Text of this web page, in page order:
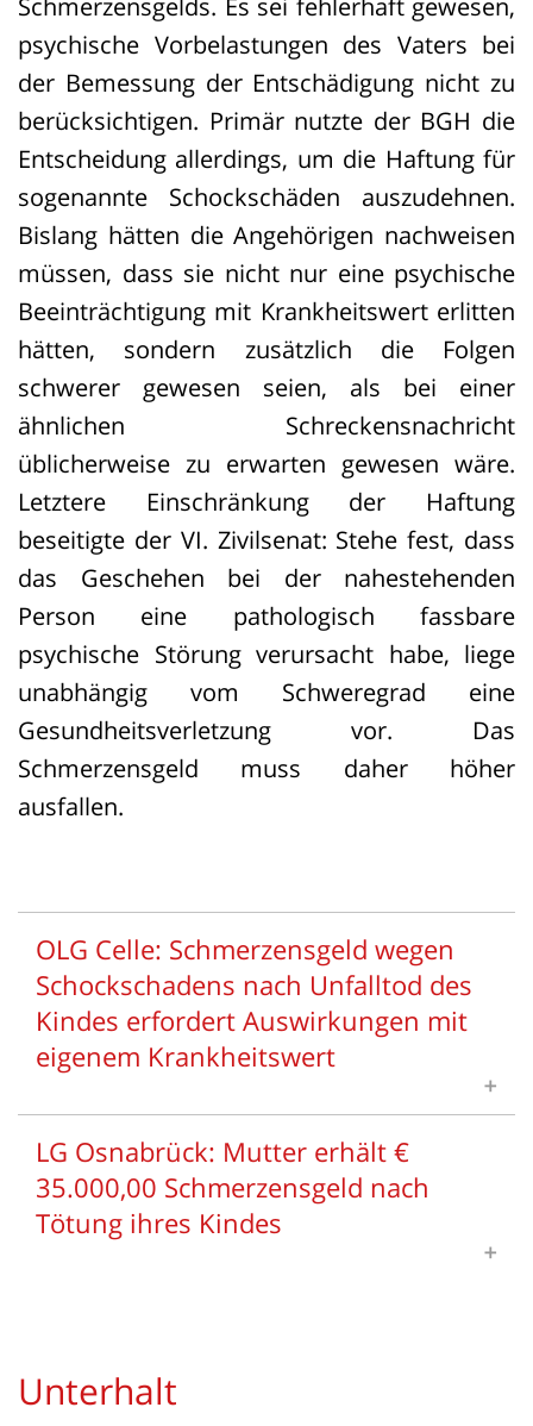
Schmerzensgelds. Es sei fehlerhaft gewesen,
psychische Vorbelastungen des Vaters bei
der Bemessung der Entschädigung nicht zu
berücksichtigen. Primär nutzte der BGH die
Entscheidung allerdings, um die Haftung für
sogenannte Schockschäden auszudehnen.
Bislang hätten die Angehörigen nachweisen
müssen, dass sie nicht nur eine psychische
Beeinträchtigung mit Krankheitswert erlitten
hätten, sondern zusätzlich die Folgen
schwerer gewesen seien, als bei einer
ähnlichen Schreckensnachricht
üblicherweise zu erwarten gewesen wäre.
Letztere Einschränkung der Haftung
beseitigte der VI. Zivilsenat: Stehe fest, dass
das Geschehen bei der nahestehenden
Person eine pathologisch fassbare
psychische Störung verursacht habe, liege
unabhängig vom Schweregrad eine
Gesundheitsverletzung vor. Das
Schmerzensgeld muss daher höher
ausfallen.
OLG Celle: Schmerzensgeld wegen
Schockschadens nach Unfalltod des
Kindes erfordert Auswirkungen mit
eigenem Krankheitswert
Oberlandesgericht Celle, Urteil vom
24.08.2022 - Az. 14 U 22/22.
Depressionen, Schlafstörungen,
vorübergehende Kreislaufstörungen mit
Kollaps-Belastungen oder
LG Osnabrück: Mutter erhält €
35.000,00 Schmerzensgeld nach
Tötung ihres Kindes
Unterhalt